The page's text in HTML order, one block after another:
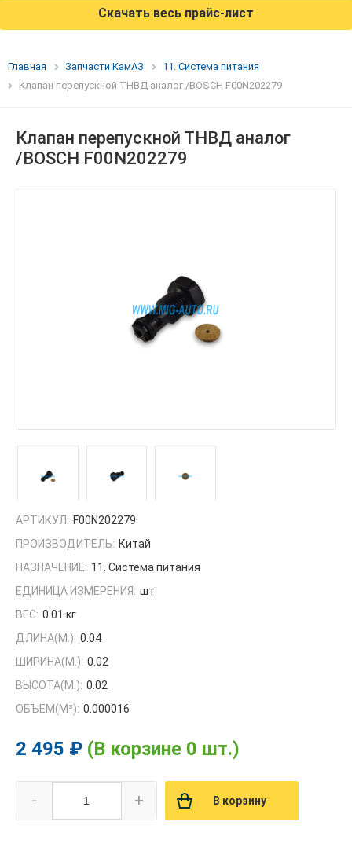
Скачать весь прайс-лист
Главная Запчасти КамАЗ
11. Система питания
Клапан перепускной ТНВД аналог /BOSCH F00N202279
Клапан перепускной ТНВД аналог
/BOSCH F00N202279
АРТИКУЛ: F00N202279
ПРОИЗВОДИТЕЛЬ: Китай
НАЗНАЧЕНИЕ: 11. Система питания
ЕДИНИЦА ИЗМЕРЕНИЯ: шт
ВЕС: 0.01 кг
ДЛИНА(М.): 0.04
ШИРИНА(М.): 0.02
ВЫСОТА(М.): 0.02
ОБЪЕМ(M³): 0.000016
2 495 ₽ (В корзине 0 шт.)
- + В корзину